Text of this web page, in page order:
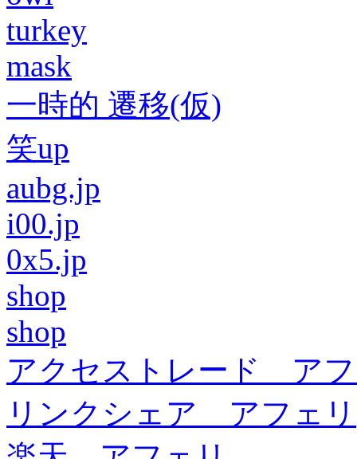
turkey
mask
一時的 遷移(仮)
笑up
aubg.jp
i00.jp
0x5.jp
shop
shop
アクセストレード ア
リンクシェア アフェリ